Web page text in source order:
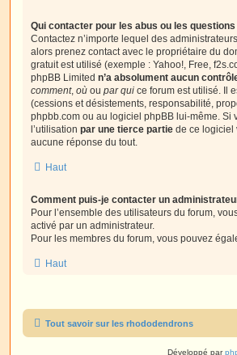
Qui contacter pour les abus ou les
Contactez n’importe lequel des
alors prenez contact avec le propriétaire du
gratuit est utilisé (exemple : Yahoo!, Free,
phpBB Limited n’a absolument aucun
comment, où ou par qui ce forum est utilisé. Il
(cessions et désistements, responsabilité,
phpbb.com ou au logiciel phpBB lui-même.
l’utilisation par une tierce partie de ce logiciel
aucune réponse du tout.
Haut
Comment puis-je contacter un
Pour l’ensemble des utilisateurs du forum,
activé par un administrateur.
Pour les membres du forum, vous pouvez
Haut
Tout savoir sur les rhododendrons
Développé par